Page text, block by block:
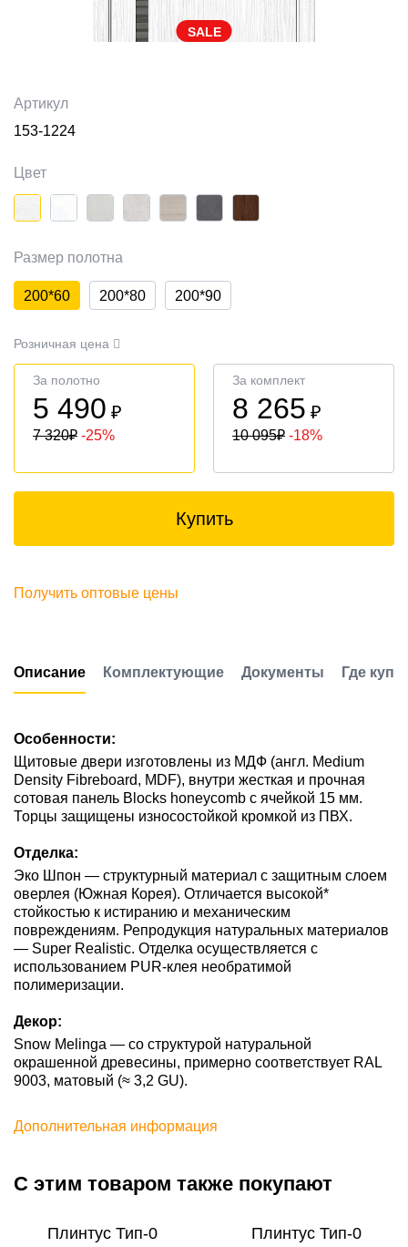
SALE
Артикул
153-1224
Цвет
Размер полотна
200*60 200*80 200*90
Розничная цена
За полотно
5 490 ₽
7 320₽ -25%
За комплект
8 265 ₽
10 095₽ -18%
Купить
Получить оптовые цены
Описание Комплектующие Документы Где
Особенности:
Щитовые двери изготовлены из МДФ (англ. Medium
Density Fibreboard, MDF), внутри жесткая и прочная
сотовая панель Blocks honeycomb с ячейкой 15 мм.
Торцы защищены износостойкой кромкой из ПВХ.
Отделка:
Эко Шпон — структурный материал с защитным слоем
оверлея (Южная Корея). Отличается высокой*
стойкостью к истиранию и механическим
повреждениям. Репродукция натуральных материалов
— Super Realistic. Отделка осуществляется с
использованием PUR-клея необратимой
полимеризации.
Декор:
Snow Melinga — со структурой натуральной
окрашенной древесины, примерно соответствует RAL
9003, матовый (≈ 3,2 GU).
Дополнительная информация
С этим товаром также покупают
Плинтус Тип-0 Плинтус Тип-0